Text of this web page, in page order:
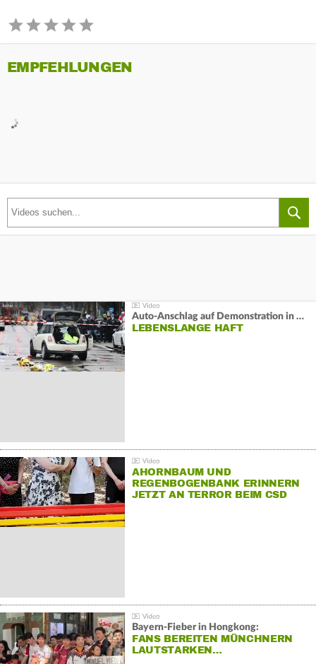
EMPFEHLUNGEN
Auto-Anschlag auf Demonstration in München:
LEBENSLANGE HAFT
AHORNBAUM UND
REGENBOGENBANK ERINNERN
JETZT AN TERROR BEIM CSD
Bayern-Fieber in Hongkong:
FANS BEREITEN MÜNCHNERN
LAUTSTARKEN…